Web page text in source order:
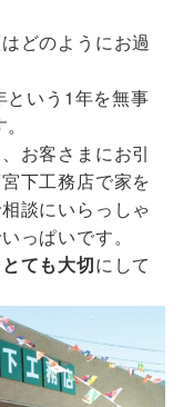
どのようにお過
いう1年を無事
お客さまにお引
下工務店で家を
談にいらっしゃ
っぱいです。
ても大切にして